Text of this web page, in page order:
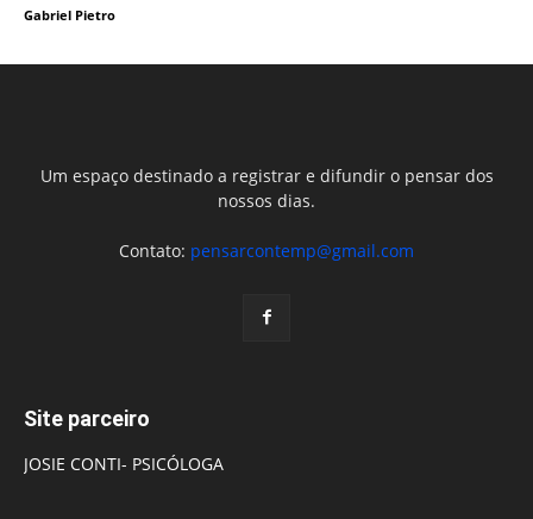
Gabriel Pietro
Um espaço destinado a registrar e difundir o pensar dos
nossos dias.
Contato: pensarcontemp@gmail.com
Site parceiro
JOSIE CONTI- PSICÓLOGA